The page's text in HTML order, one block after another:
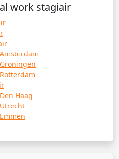
work stagiair
Haag